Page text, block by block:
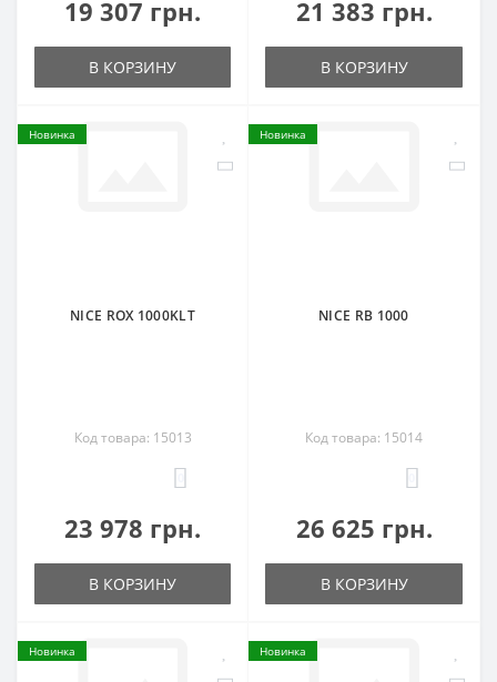
19 307 грн.
В КОРЗИНУ
21 383 грн.
В КОРЗИНУ
Новинка
NICE ROX 1000KLT
Код товара: 15013
23 978 грн.
В КОРЗИНУ
Новинка
NICE RB 1000
Код товара: 15014
26 625 грн.
В КОРЗИНУ
Новинка Новинка